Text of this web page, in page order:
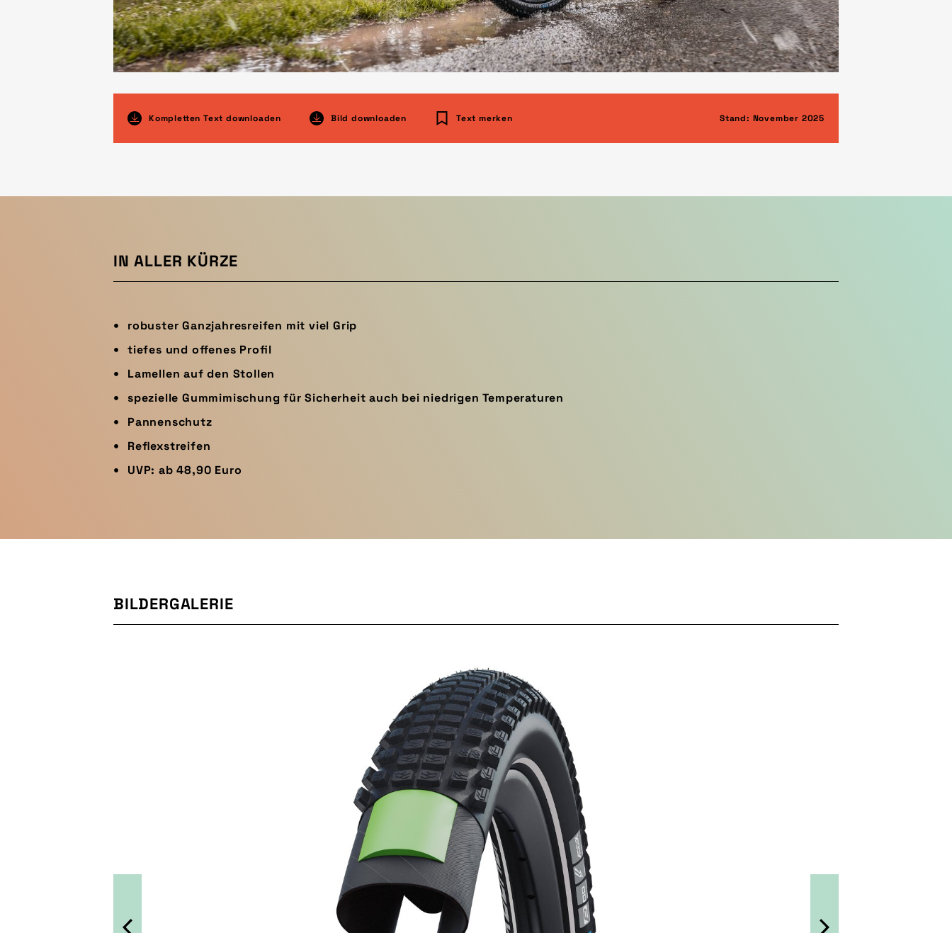
Kompletten Text downloaden Bild downloaden Text merken Stand: November 2025
IN ALLER KÜRZE
robuster Ganzjahresreifen mit viel Grip
tiefes und offenes Profil
Lamellen auf den Stollen
spezielle Gummimischung für Sicherheit auch bei niedrigen Temperaturen
Pannenschutz
Reflexstreifen
UVP: ab 48,90 Euro
BILDERGALERIE